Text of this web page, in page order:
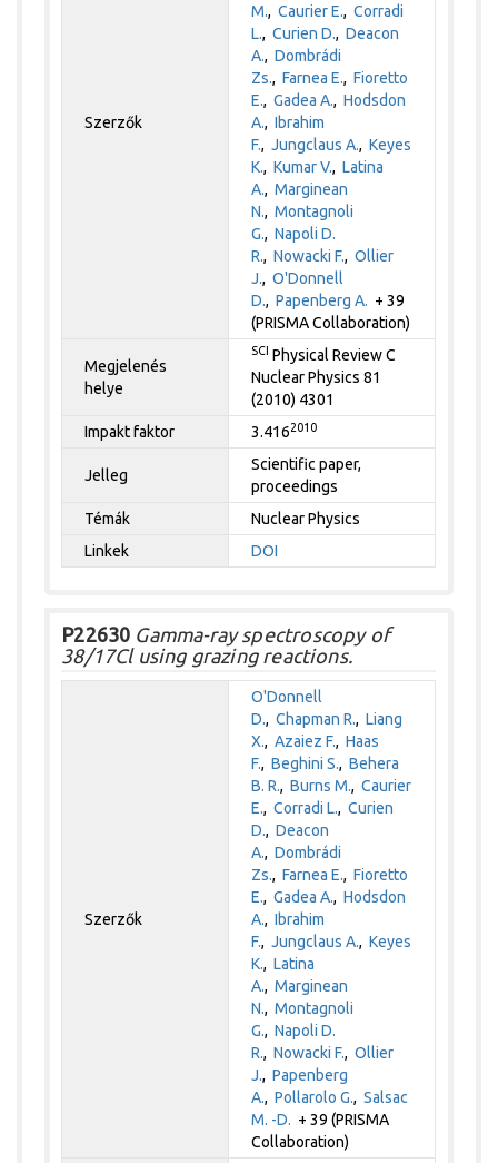
Szerzők
M.,Caurier E.,Corradi
L.,Curien D.,Deacon
A.,Dombrádi
Zs.,Farnea E.,Fioretto
E.,Gadea A.,Hodsdon
A.,Ibrahim
F.,Jungclaus A.,Keyes
K.,Kumar V.,Latina
A.,Marginean
N.,Montagnoli
G.,Napoli D.
R.,Nowacki F.,Ollier
J.,O'Donnell
D.,Papenberg A. + 39
(PRISMA Collaboration)
Megjelenés
helye
SCI Physical Review C
Nuclear Physics 81
(2010) 4301
Impakt faktor
3.4162010
Jelleg
Scientific paper,
proceedings
Témák
Nuclear Physics
Linkek
DOI
P22630 Gamma-ray spectroscopy of
38/17Cl using grazing reactions.
Szerzők
O'Donnell
D.,Chapman R.,Liang
X.,Azaiez F.,Haas
F.,Beghini S.,Behera
B. R.,Burns M.,Caurier
E.,Corradi L.,Curien
D.,Deacon
A.,Dombrádi
Zs.,Farnea E.,Fioretto
E.,Gadea A.,Hodsdon
A.,Ibrahim
F.,Jungclaus A.,Keyes
K.,Latina
A.,Marginean
N.,Montagnoli
G.,Napoli D.
R.,Nowacki F.,Ollier
J.,Papenberg
A.,Pollarolo G.,Salsac
M. -D. + 39 (PRISMA
Collaboration)